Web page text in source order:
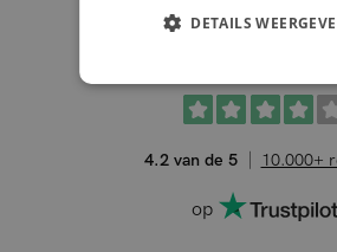
4.2 van de 5 10.000+
op
DETAILS